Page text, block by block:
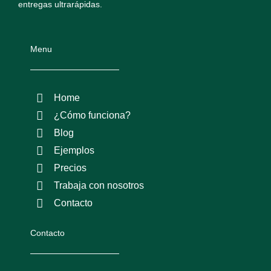
entregas ultrarápidas.
Menu
Home
¿Cómo funciona?
Blog
Ejemplos
Precios
Trabaja con nosotros
Contacto
Contacto